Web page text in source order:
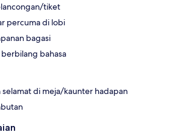
tiket
percuma di lobi
bagasi
bahasa
selamat di meja/kaunter hadapan